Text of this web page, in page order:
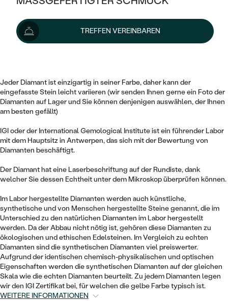
KLASSISCH
MEMOIRE
V-FORM
VINTAGE
GEHÄMMERTE
VON HAND GRAVIERTE
MIT FÜLLUNG
IM SET
NACH PREIS
MIT MEHREREN DIAMANTEN
HALO
VINTAGE
IM SET
AUSSERGEWÖHNLICH
GESTALTE EINEN RING
WÄHLE EINEN RING
DIAMANTEN ZUM EINFASSEN
LAB GROWN DIAMANTEN ZUM
EINFASSEN
FARBIGE DIAMANTEN ZUM EINFASSEN
AUSVERKAUF
WENN SCHMUCK HILFT
OHRRINGE
ANHÄNGER / KETTEN
ARMBÄNDER
SCHMUCKSET
HERRENSCHMUCK
SCHMUCK FÜR KINDER
BROSCHEN
SCHMUCKZUBEHÖR
PLATIN
OHRSTECKER
CREOLEN
MINIMALISTISCHE
HERZ
KINDER
PIERCINGS
NACH STEIN
GOLD
SILBER
NACH STYL
ZUR GEBURT EINES KINDES
PERSONALISIERT
MIT STERNZEICHEN
MINIMALISTISCH
MEDAILLON
KETTEN
HERZKETTEN
AUSVERKAUF
GOLD
SILBER
PLATIN
MEMOIRE
MINIMALISTISCHE
STATEMENT
SIEGELRINGE
PERSONALISIERT
TREFFEN VEREINBAREN
2 048 €
Lieferoptionen
Jeder Diamant ist einzigartig in seiner Farbe, daher kann der
eingefasste Stein leicht variieren (wir senden Ihnen gerne ein Foto der
Diamanten auf Lager und Sie können denjenigen auswählen, der Ihnen
am besten gefällt)
IGI oder der International Gemological Institute ist ein führender Labor
mit dem Hauptsitz in Antwerpen, das sich mit der Bewertung von
Diamanten beschäftigt.
Der Diamant hat eine Laserbeschriftung auf der Rundiste, dank
welcher Sie dessen Echtheit unter dem Mikroskop überprüfen können.
Im Labor hergestellte Diamanten werden auch künstliche,
synthetische und von Menschen hergestellte Steine genannt, die im
Unterschied zu den natürlichen Diamanten im Labor hergestellt
werden. Da der Abbau nicht nötig ist, gehören diese Diamanten zu
ökologischen und ethischen Edelsteinen. Im Vergleich zu echten
Diamanten sind die synthetischen Diamanten viel preiswerter.
Aufgrund der identischen chemisch-physikalischen und optischen
Eigenschaften werden die synthetischen Diamanten auf der gleichen
Skala wie die echten Diamanten beurteilt. Zu jedem Diamanten legen
wir den IGI Zertifikat bei, für welchen die gelbe Farbe typisch ist.
WEITERE INFORMATIONEN